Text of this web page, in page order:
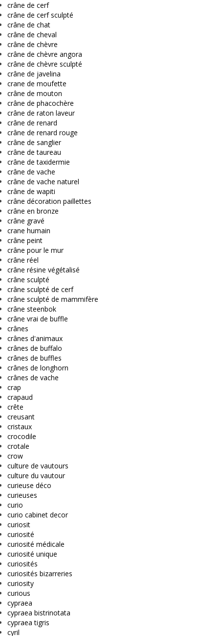
crâne de cerf
crâne de cerf sculpté
crâne de chat
crâne de cheval
crâne de chèvre
crâne de chèvre angora
crâne de chèvre sculpté
crâne de javelina
crane de moufette
crâne de mouton
crâne de phacochère
crâne de raton laveur
crâne de renard
crâne de renard rouge
crâne de sanglier
crâne de taureau
crâne de taxidermie
crâne de vache
crâne de vache naturel
crâne de wapiti
crâne décoration paillettes
crâne en bronze
crâne gravé
crane humain
crâne peint
crâne pour le mur
crâne réel
crâne résine végétalisé
crâne sculpté
crâne sculpté de cerf
crâne sculpté de mammifère
crâne steenbok
crâne vrai de buffle
crânes
crânes d'animaux
crânes de buffalo
crânes de buffles
crânes de longhorn
crânes de vache
crap
crapaud
crête
creusant
cristaux
crocodile
crotale
crow
culture de vautours
culture du vautour
curieuse déco
curieuses
curio
curio cabinet decor
curiosit
curiosité
curiosité médicale
curiosité unique
curiosités
curiosités bizarreries
curiosity
curious
cypraea
cypraea bistrinotata
cypraea tigris
cyril